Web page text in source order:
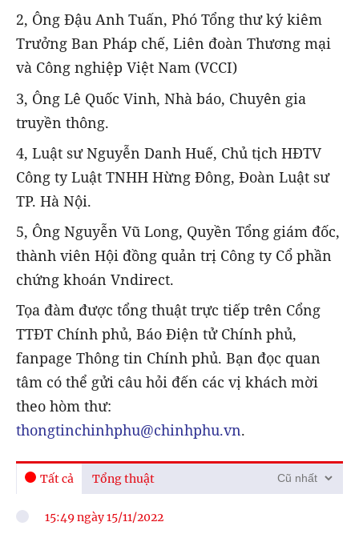
2, Ông Đậu Anh Tuấn, Phó Tổng thư ký kiêm
Trưởng Ban Pháp chế, Liên đoàn Thương mại
và Công nghiệp Việt Nam (VCCI)
3, Ông Lê Quốc Vinh, Nhà báo, Chuyên gia
truyền thông.
4, Luật sư Nguyễn Danh Huế, Chủ tịch HĐTV
Công ty Luật TNHH Hừng Đông, Đoàn Luật sư
TP. Hà Nội.
5, Ông Nguyễn Vũ Long, Quyền Tổng giám đốc,
thành viên Hội đồng quản trị Công ty Cổ phần
chứng khoán Vndirect.
Tọa đàm được tổng thuật trực tiếp trên Cổng
TTĐT Chính phủ, Báo Điện tử Chính phủ,
fanpage Thông tin Chính phủ. Bạn đọc quan
tâm có thể gửi câu hỏi đến các vị khách mời
theo hòm thư:
thongtinchinhphu@chinhphu.vn.
Tất cả Tổng thuật
15:49 ngày 15/11/2022